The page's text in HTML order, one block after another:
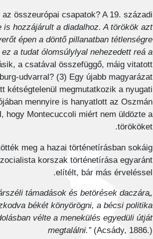
összeurópai csapatok? A 19. századi
hozzájárult a diadalhoz. A törökök azt
épen a döntő pillanatban tétlenségre
a tudat ólomsúlylyal nehezedett reá a
a csatával összefüggő, máig vitatott
udvarral? (3) Egy újabb magyarázat
kétségtelenül megmutatkozik a nyugati
mennyire is hanyatlott az Oszmán
hogy Montecuccoli miért nem üldözte a
törököket.
meg a hazai történetírásban sokáig
korszak történetírása egyaránt
elítélt, bár más érveléssel.
támadások és betörések daczára
békét könyörögni, a bécsi politika
vélte a menekülés egyedüli útját
megtalálni.”(Acsády, 1886.)